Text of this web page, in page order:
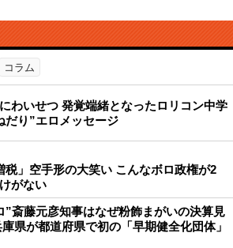
コラム
わいせつ 発覚端緒となったロリコン中学
だり”エロメッセージ
税」空手形の大笑い こんなボロ政権が2
がない
”斎藤元彦知事はなぜ粉飾まがいの決算見
県が都道府県で初の「早期健全化団体」